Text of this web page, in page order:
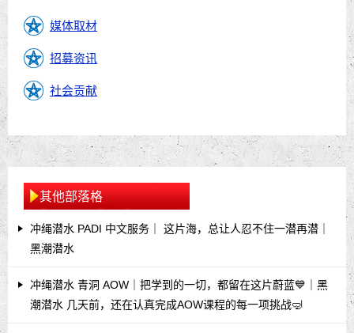
媒体取材
招募资讯
社会贡献
其他部落格
冲绳潜水 PADI 中文服务｜ 这片海，总让人忍不住一潜再潜｜
黑潮潜水
冲绳潜水 青洞 AOW｜把学到的一切，都留在这片蔚蓝💙｜黑
潮潜水 几天前，还在认真完成AOW课程的每一项挑战🤿